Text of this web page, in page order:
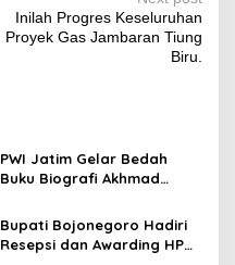
Inilah Progres Keseluruhan
Proyek Gas Jambaran Tiung
Biru.
PWI Jatim Gelar Bedah
Buku Biografi Akhmad
Bupati Bojonegoro Hadiri
Resepsi dan Awarding HPN